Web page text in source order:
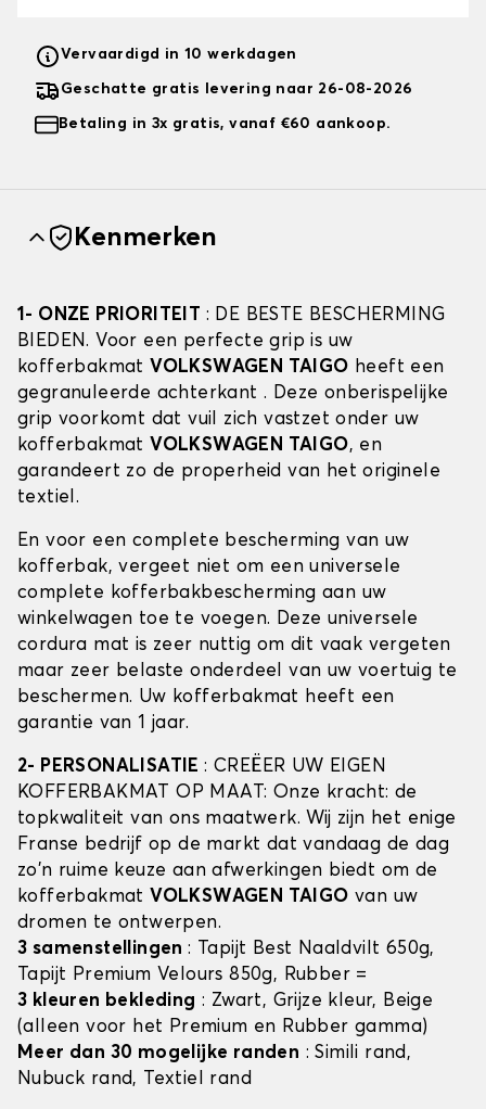
Vervaardigd in 10 werkdagen
Geschatte gratis levering naar 26-08-2026
Betaling in 3x gratis, vanaf €60 aankoop.
Kenmerken
1- ONZE PRIORITEIT : DE BESTE BESCHERMING
BIEDEN. Voor een perfecte grip is uw
kofferbakmat VOLKSWAGEN TAIGO heeft een
gegranuleerde achterkant . Deze onberispelijke
grip voorkomt dat vuil zich vastzet onder uw
kofferbakmat VOLKSWAGEN TAIGO, en
garandeert zo de properheid van het originele
textiel.
En voor een complete bescherming van uw
kofferbak, vergeet niet om een universele
complete kofferbakbescherming aan uw
winkelwagen toe te voegen. Deze universele
cordura mat is zeer nuttig om dit vaak vergeten
maar zeer belaste onderdeel van uw voertuig te
beschermen. Uw kofferbakmat heeft een
garantie van 1 jaar.
2- PERSONALISATIE: CREËER UW EIGEN
KOFFERBAKMAT OP MAAT: Onze kracht: de
topkwaliteit van ons maatwerk. Wij zijn het enige
Franse bedrijf op de markt dat vandaag de dag
zo'n ruime keuze aan afwerkingen biedt om de
kofferbakmat VOLKSWAGEN TAIGO van uw
dromen te ontwerpen.
3 samenstellingen: Tapijt Best Naaldvilt 650g,
Tapijt Premium Velours 850g, Rubber =
3 kleuren bekleding : Zwart, Grijze kleur, Beige
(alleen voor het Premium en Rubber gamma)
Meer dan 30 mogelijke randen : Simili rand,
Nubuck rand, Textiel rand